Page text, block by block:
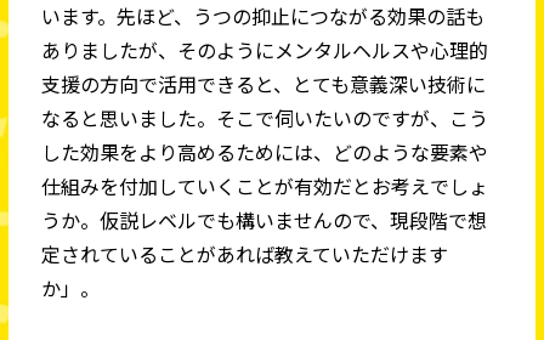
います。先ほど、うつの抑止につながる効果の話も
ありましたが、そのようにメンタルヘルスや心理的
支援の方向で活用できると、とても意義深い技術に
なると思いました。そこで伺いたいのですが、こう
した効果をより高めるためには、どのような要素や
仕組みを付加していくことが有効だとお考えでしょ
うか。仮説レベルでも構いませんので、現段階で想
定されていることがあれば教えていただけます
か」。